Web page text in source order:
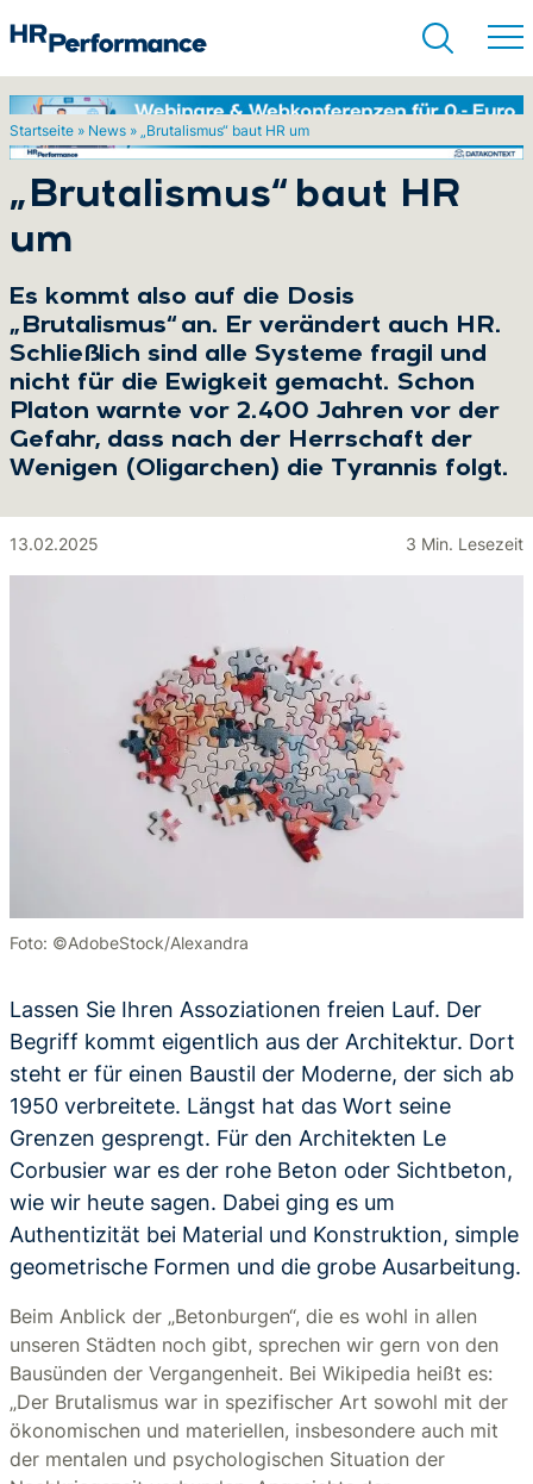
Startseite » News » „Brutalismus“ baut HR um
„Brutalismus“ baut HR
um
Es kommt also auf die Dosis
„Brutalismus“ an. Er verändert auch HR.
Schließlich sind alle Systeme fragil und
nicht für die Ewigkeit gemacht. Schon
Platon warnte vor 2.400 Jahren vor der
Gefahr, dass nach der Herrschaft der
Wenigen (Oligarchen) die Tyrannis folgt.
13.02.2025 3 Min. Lesezeit
Foto: ©AdobeStock/Alexandra
Lassen Sie Ihren Assoziationen freien Lauf. Der
Begriff kommt eigentlich aus der Architektur. Dort
steht er für einen Baustil der Moderne, der sich ab
1950 verbreitete. Längst hat das Wort seine
Grenzen gesprengt. Für den Architekten Le
Corbusier war es der rohe Beton oder Sichtbeton,
wie wir heute sagen. Dabei ging es um
Authentizität bei Material und Konstruktion, simple
geometrische Formen und die grobe Ausarbeitung.
Beim Anblick der „Betonburgen“, die es wohl in allen
unseren Städten noch gibt, sprechen wir gern von den
Bausünden der Vergangenheit. Bei Wikipedia heißt es:
„Der Brutalismus war in spezifischer Art sowohl mit der
ökonomischen und materiellen, insbesondere auch mit
der mentalen und psychologischen Situation der